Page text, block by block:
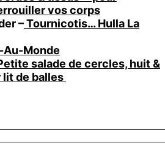
vos corps
–Tournicotis… Hulla La
Au-Monde
salade de cercles, huit &
lit de balles